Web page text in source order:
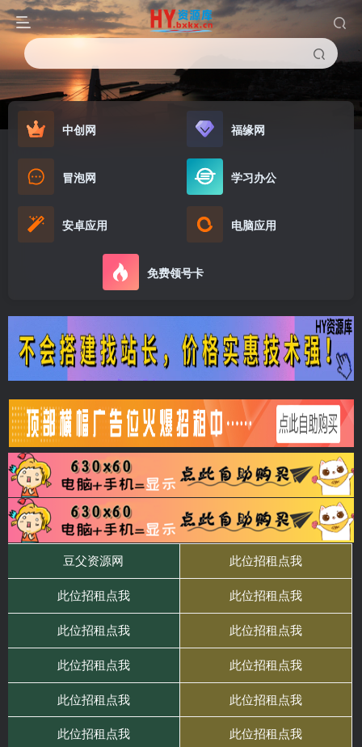
中创网 福缘网
冒泡网 学习办公
安卓应用 电脑应用
免费领号卡